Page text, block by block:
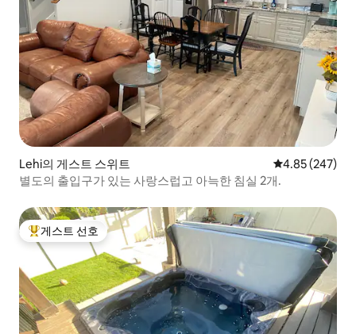
Lehi의 게스트 스위트 평점 4.85점(5
4.85 (247)
별도의 출입구가 있는 사랑스럽고 아늑한 침실 2개.
상위 게스트 선호
게스트 선호